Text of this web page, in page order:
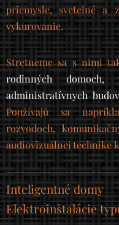
priemysle, svetelné a
vykurovanie.
Stretneme sa s nimi
rodinných domoch,
administratívnych
Používajú sa
rozvodoch,
audiovizuálnej technike
Inteligentné domy
Elektroinštalácie